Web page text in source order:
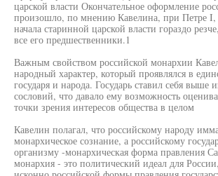
царской власти Окончательное оформление
произошло, по мнению Кавелина, при Петре
начала старинной царской власти гораздо
все его предшественники.1
Важным свойством российской монархии
народный характер, который проявлялся в
государя и народа. Государь ставил себя выше
сословий, что давало ему возможность
точки зрения интересов общества в целом
Кавелин полагал, что российскому народу
монархическое сознание, а российскому
организму -монархическая форма правления
монархия - это политический идеал для